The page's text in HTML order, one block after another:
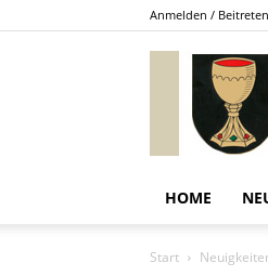
Anmelden / Beitreten
HOME
Start